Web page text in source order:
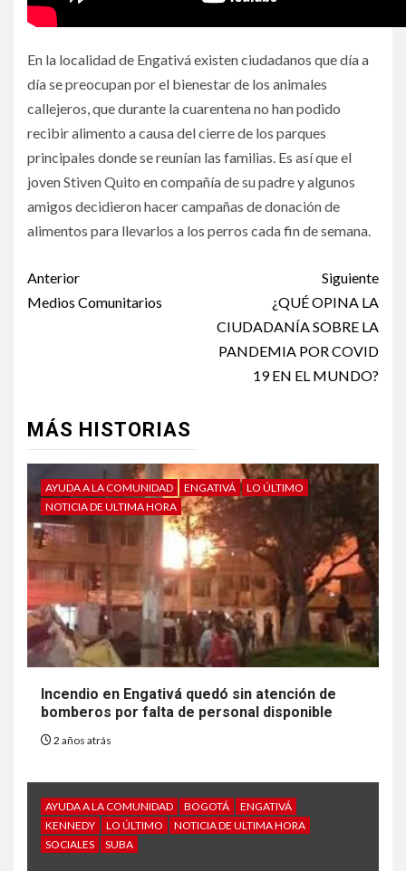
En la localidad de Engativá existen ciudadanos que día a
día se preocupan por el bienestar de los animales
callejeros, que durante la cuarentena no han podido
recibir alimento a causa del cierre de los parques
principales donde se reunían las familias. Es así que el
joven Stiven Quito en compañía de su padre y algunos
amigos decidieron hacer campañas de donación de
alimentos para llevarlos a los perros cada fin de semana.
Anterior
Medios Comunitarios
Siguiente
¿QUÉ OPINA LA
CIUDADANÍA SOBRE LA
PANDEMIA POR COVID
19 EN EL MUNDO?
MÁS HISTORIAS
AYUDA A LA COMUNIDAD ENGATIVÁ
LO ÚLTIMO
NOTICIA DE ULTIMA HORA
Incendio en Engativá quedó sin atención de
bomberos por falta de personal disponible
2 años atrás
AYUDA A LA COMUNIDAD BOGOTÁ
ENGATIVÁ
KENNEDY
LO ÚLTIMO
NOTICIA DE ULTIMA HORA
SOCIALES
SUBA